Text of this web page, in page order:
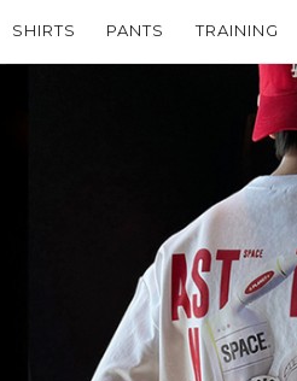
SHIRTS PANTS TRAINING